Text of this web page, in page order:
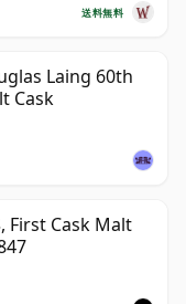
送料無料
Laing 60th
Cask
First Cask Malt